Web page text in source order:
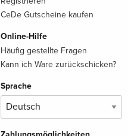
CeDe Gutscheine kaufen
Online-Hilfe
Häufig gestellte Fragen
Kann ich Ware zurückschicken?
Sprache